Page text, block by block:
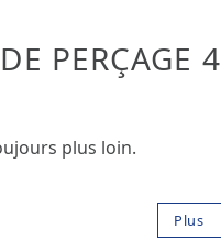
PERÇAGE 4
plus loin.
Plus